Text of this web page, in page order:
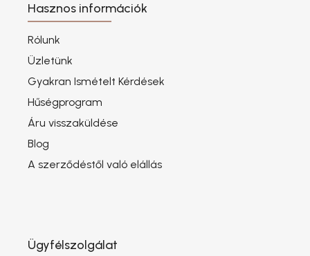
Hasznos információk
Rólunk
Üzletünk
Gyakran Ismételt Kérdések
Hűségprogram
Áru visszaküldése
Blog
A szerződéstől való elállás
Ügyfélszolgálat